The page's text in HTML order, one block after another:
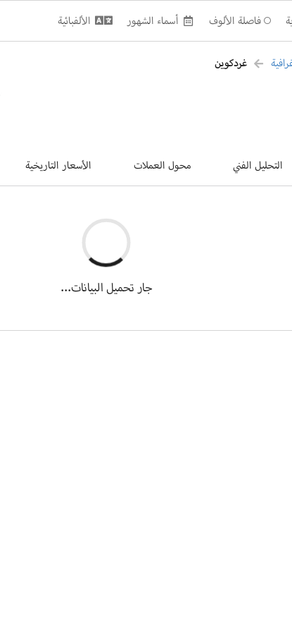
فاصلة الألوف أسماء الشهور الألفبائية
غردكوين
التحليل الفني محول العملات الأسعار التاريخية
جار تحميل البيانات...